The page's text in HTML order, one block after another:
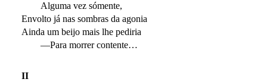
Alguma vez sómente,
Envolto já nas sombras da agonia
Ainda um beijo mais lhe pediria
—Para morrer contente…
II